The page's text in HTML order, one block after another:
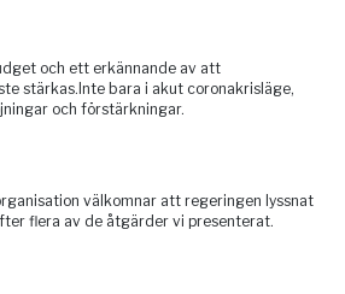
och ett erkännande av att
stärkas.Inte bara i akut coronakrisläge,
och förstärkningar.
välkomnar att regeringen lyssnat
flera av de åtgärder vi presenterat.